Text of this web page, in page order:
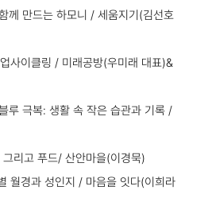
께 만드는 하모니 / 세움지기(김선호
사이클링 / 미래공방(우미래 대표)&
루 극복: 생활 속 작은 습관과 기록 /
리고 푸드/ 산안마을(이경묵)
월경과 성인지 / 마음을 잇다(이희라